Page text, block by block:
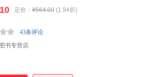
定价： ¥564.00 (1.94折)
书专营店
43条评论